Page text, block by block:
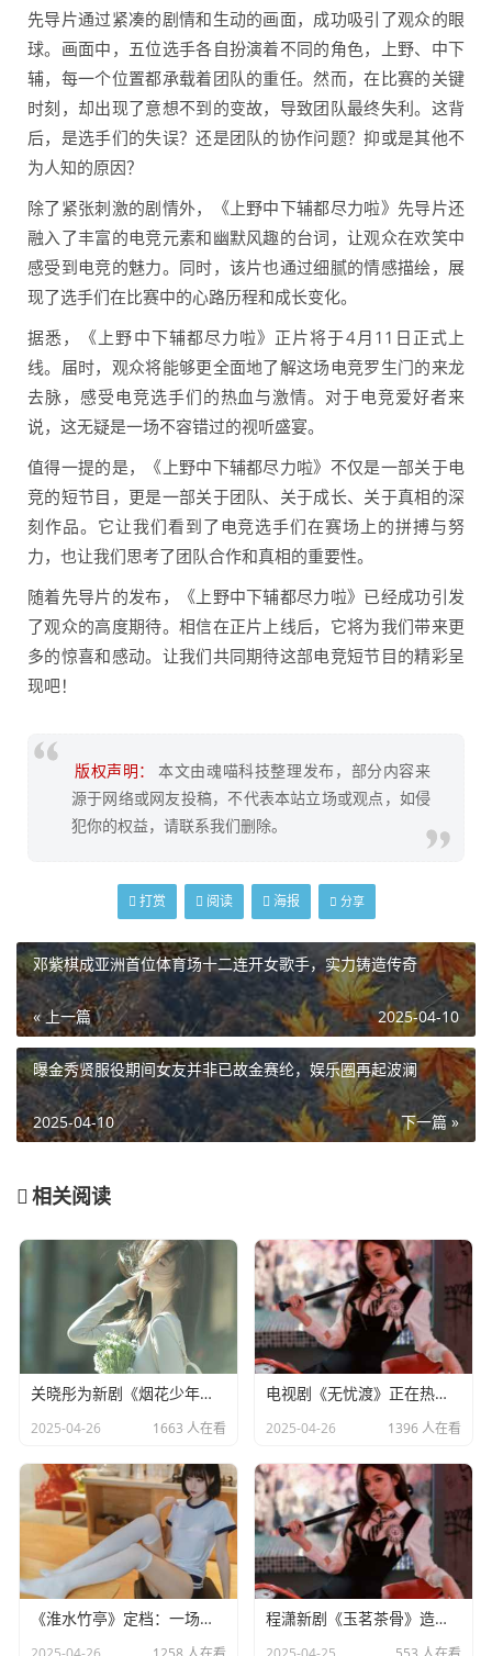
先导片通过紧凑的剧情和生动的画面，成功吸引了观众的眼
球。画面中，五位选手各自扮演着不同的角色，上野、中下
辅，每一个位置都承载着团队的重任。然而，在比赛的关键
时刻，却出现了意想不到的变故，导致团队最终失利。这背
后，是选手们的失误？还是团队的协作问题？抑或是其他不
为人知的原因？
除了紧张刺激的剧情外，《上野中下辅都尽力啦》先导片还
融入了丰富的电竞元素和幽默风趣的台词，让观众在欢笑中
感受到电竞的魅力。同时，该片也通过细腻的情感描绘，展
现了选手们在比赛中的心路历程和成长变化。
据悉，《上野中下辅都尽力啦》正片将于4月11日正式上
线。届时，观众将能够更全面地了解这场电竞罗生门的来龙
去脉，感受电竞选手们的热血与激情。对于电竞爱好者来
说，这无疑是一场不容错过的视听盛宴。
值得一提的是，《上野中下辅都尽力啦》不仅是一部关于电
竞的短节目，更是一部关于团队、关于成长、关于真相的深
刻作品。它让我们看到了电竞选手们在赛场上的拼搏与努
力，也让我们思考了团队合作和真相的重要性。
随着先导片的发布，《上野中下辅都尽力啦》已经成功引发
了观众的高度期待。相信在正片上线后，它将为我们带来更
多的惊喜和感动。让我们共同期待这部电竞短节目的精彩呈
现吧！
版权声明：
本文由魂喵科技整理发布，部分内容来
源于网络或网友投稿，不代表本站立场或观点，如侵
犯你的权益，请联系我们删除。
打赏 阅读 海报 分享
邓紫棋成亚洲首位体育场十二连开女歌手，实力铸造传奇
« 上一篇 2025-04-10
曝金秀贤服役期间女友并非已故金赛纶，娱乐圈再起波澜
下一篇 »
2025-04-10
相关阅读
关晓彤为新剧《烟花少年》宣传，全程不语只是一味搞事业
2025-04-26 1663 人在看
电视剧《无忧渡》正在热播，24岁女演员夏依丹被曝去世
2025-04-26 1396 人在看
《淮水竹亭》定档：一场东方美学与宿命之恋的双重盛宴​ 程潇新剧《玉茗茶骨》造型引热议：灵动少女却略显老态